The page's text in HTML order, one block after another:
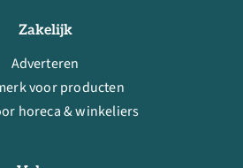
Zakelijk
Adverteren
voor producten
horeca & winkeliers